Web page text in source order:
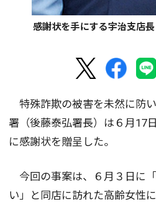
感謝状を手にする宇治支店
特殊詐欺の被害を未然に防
署（後藤泰弘署長）は６月17
に感謝状を贈呈した。
今回の事案は、６月３日に
い」と同店に訪れた高齢女性